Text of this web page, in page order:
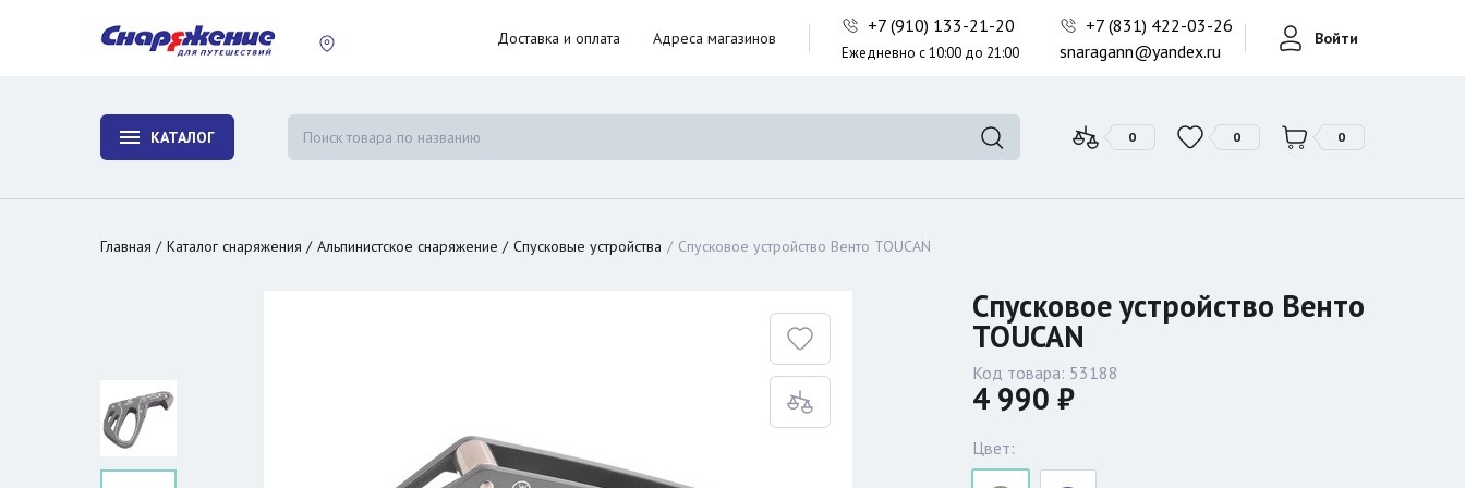
Доставка и оплата Адреса магазинов
+7 (910) 133-21-20
Ежедневно с 10:00 до 21:00
+7 (831) 422-03-26
snaragann@yandex.ru
Войти
КАТАЛОГ 0 0 0
Фонари поисковые
Фонари тактические
Главная Каталог снаряжения Альпинистское снаряжение Спусковые устройства Спусковое устройство Венто TOUCAN
Спусковое устройство Венто
TOUCAN
Код товара: 53188
4 990 ₽
Цвет: